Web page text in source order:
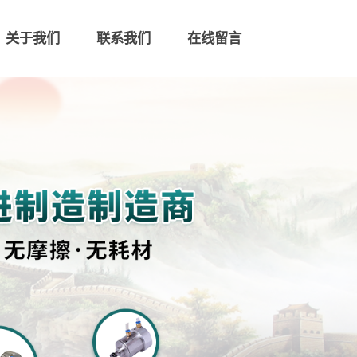
关于我们 联系我们 在线留言